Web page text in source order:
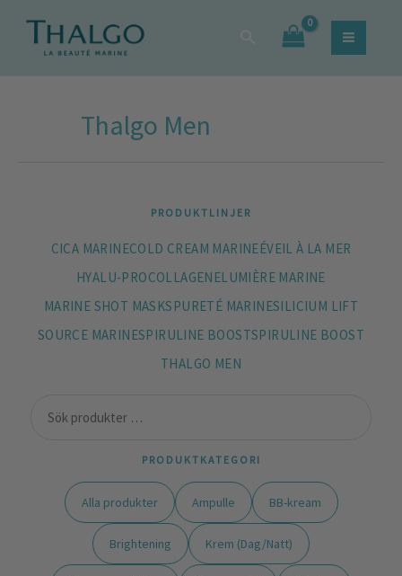
innehåll
Thalgo Men
PRODUKTLINJER
CICA MARINECOLD CREAM MARINEÉVEIL À LA MER
HYALU-PROCOLLAGENELUMIÈRE MARINE
MARINE SHOT MASKS PURETÉ MARINESILICIUM LIFT
SOURCE MARINESPIRULINE BOOSTSPIRULINE BOOST
THALGO MEN
efter:
PRODUKTKATEGORI
Alla produkter Ampulle BB-kream
Brightening Krem (Dag/Natt)
efter
popularitet